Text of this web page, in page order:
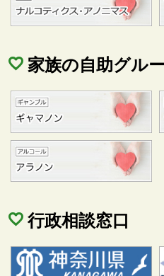
家族の自助グル
行政相談窓口